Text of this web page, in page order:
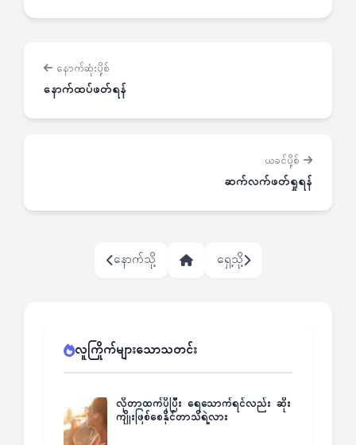
နောက်ဆုံးပို့စ်
နောက်ထပ်ဖတ်ရန်
ယခင်ပို့စ်
ဆက်လက်ဖတ်ရှုရန်
နောက်သို့ ရှေ့သို့
လူကြိုက်များသောသတင်း
လိုတာထက်ပိုပြီး ရေသောက်ရင်လည်း ဆိုး
ကျိုးဖြစ်စေနိုင်တာသိရဲ့လား